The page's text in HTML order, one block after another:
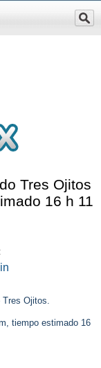
Tres Ojitos
16 h 11
Tres Ojitos.
tiempo estimado 16